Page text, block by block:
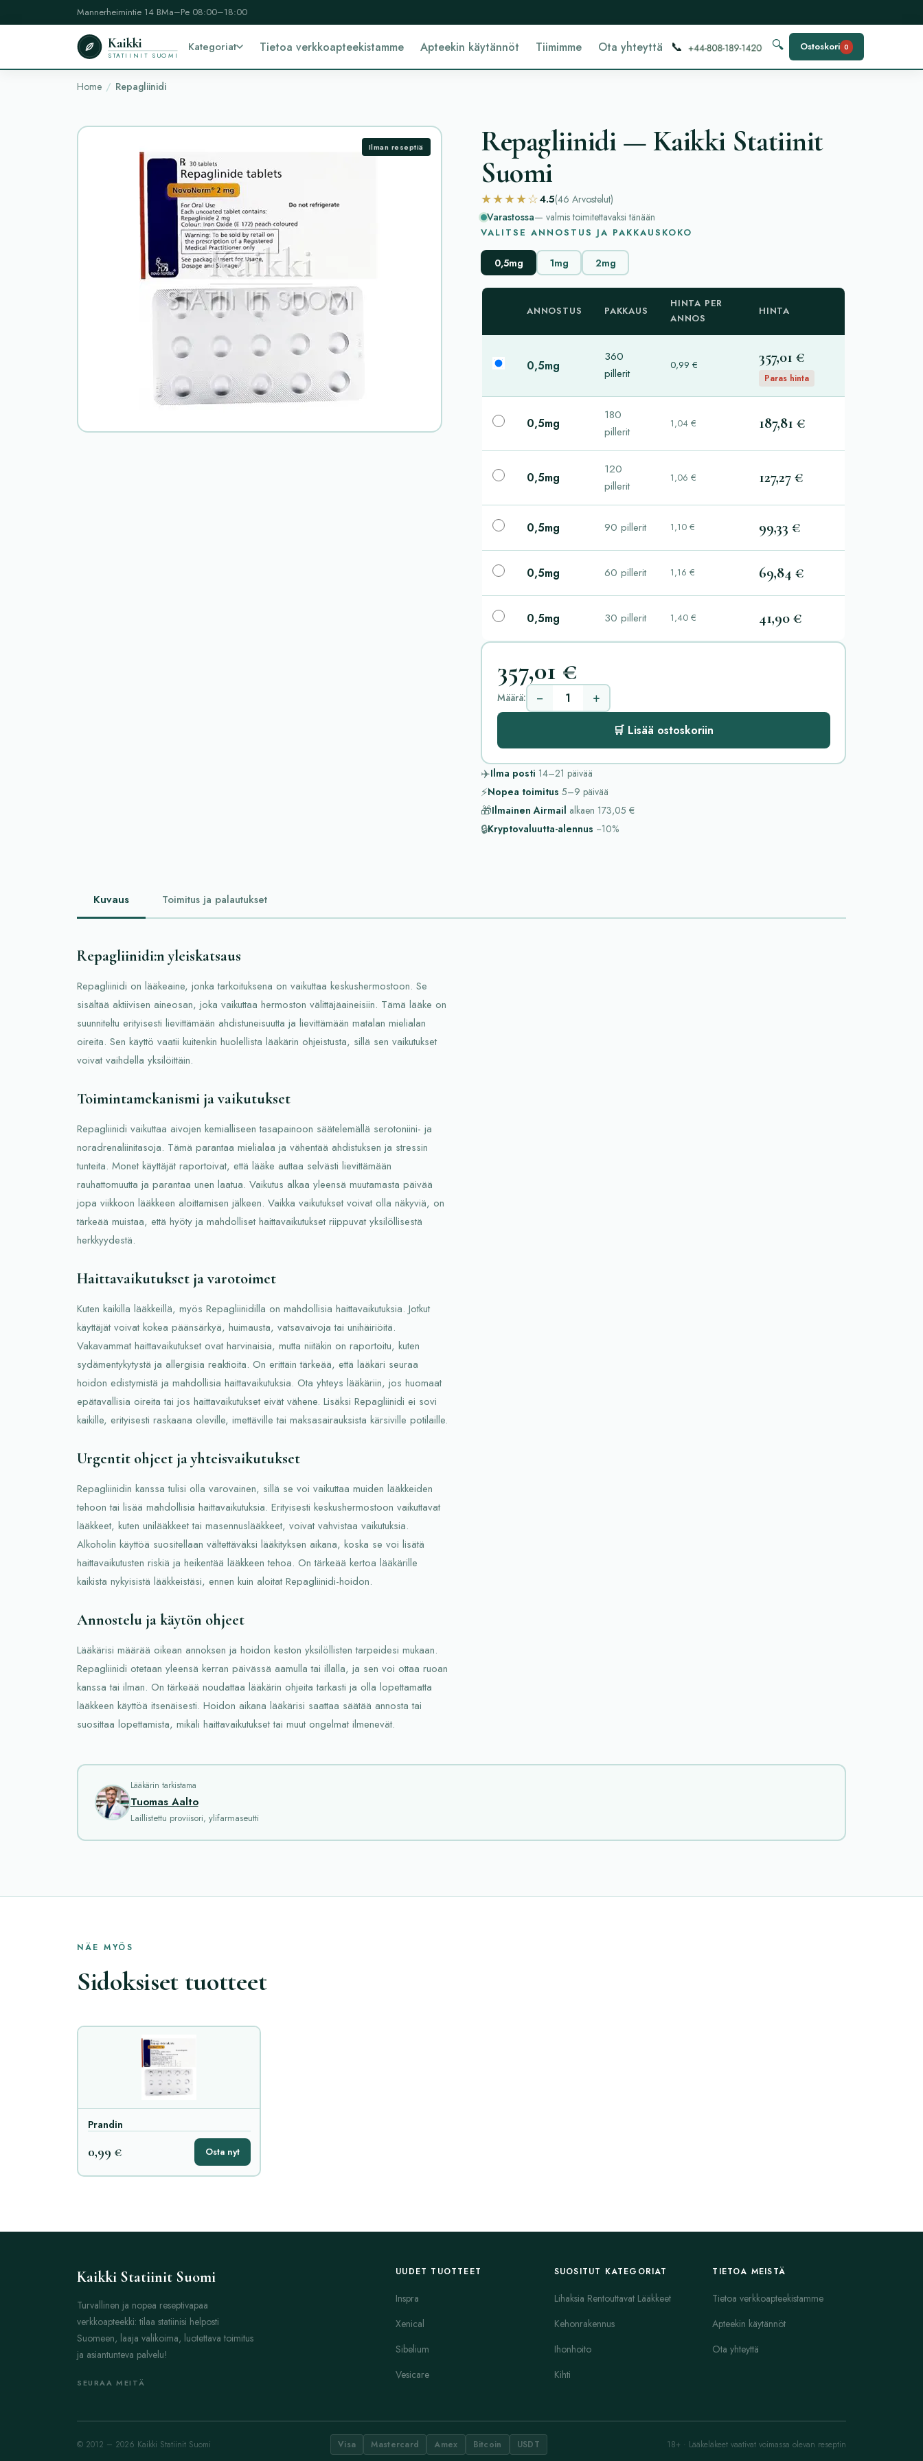
Mannerheimintie 14 BMa–Pe 08:00–18:00
Kaikki
STATIINIT SUOMI
Kategoriat Tietoa verkkoapteekistamme Apteekin käytännöt Tiimimme Ota yhteyttä 📞 🔍 Ostoskori 0
Home Repagliinidi
Ilman reseptiä
Repagliinidi — Kaikki Statiinit
Suomi
★★★★☆4.5(46 Arvostelut)
Varastossa— valmis toimitettavaksi tänään
VALITSE ANNOSTUS JA PAKKAUSKOKO
0,5mg 1mg 2mg
ANNOSTUS PAKKAUS
HINTA PER
ANNOS
HINTA
0,5mg
360
pillerit
0,99 € 357,01 €
Paras hinta
0,5mg
180
pillerit
1,04 € 187,81 €
0,5mg
120
pillerit
1,06 € 127,27 €
0,5mg 90 pillerit 1,10 € 99,33 €
0,5mg 60 pillerit 1,16 € 69,84 €
0,5mg 30 pillerit 1,40 € 41,90 €
357,01 €
Määrä: − +
🛒 Lisää ostoskoriin
✈️Ilma posti 14–21 päivää
⚡Nopea toimitus 5–9 päivää
🎁Ilmainen Airmail alkaen 173,05 €
🔒Kryptovaluutta-alennus −10%
Kuvaus Toimitus ja palautukset
Repagliinidi:n yleiskatsaus
Repagliinidi on lääkeaine, jonka tarkoituksena on vaikuttaa keskushermostoon. Se
sisältää aktiivisen aineosan, joka vaikuttaa hermoston välittäjäaineisiin. Tämä lääke on
suunniteltu erityisesti lievittämään ahdistuneisuutta ja lievittämään matalan mielialan
oireita. Sen käyttö vaatii kuitenkin huolellista lääkärin ohjeistusta, sillä sen vaikutukset
voivat vaihdella yksilöittäin.
Toimintamekanismi ja vaikutukset
Repagliinidi vaikuttaa aivojen kemialliseen tasapainoon säätelemällä serotoniini- ja
noradrenaliinitasoja. Tämä parantaa mielialaa ja vähentää ahdistuksen ja stressin
tunteita. Monet käyttäjät raportoivat, että lääke auttaa selvästi lievittämään
rauhattomuutta ja parantaa unen laatua. Vaikutus alkaa yleensä muutamasta päivää
jopa viikkoon lääkkeen aloittamisen jälkeen. Vaikka vaikutukset voivat olla näkyviä, on
tärkeää muistaa, että hyöty ja mahdolliset haittavaikutukset riippuvat yksilöllisestä
herkkyydestä.
Haittavaikutukset ja varotoimet
Kuten kaikilla lääkkeillä, myös Repagliinidilla on mahdollisia haittavaikutuksia. Jotkut
käyttäjät voivat kokea päänsärkyä, huimausta, vatsavaivoja tai unihäiriöitä.
Vakavammat haittavaikutukset ovat harvinaisia, mutta niitäkin on raportoitu, kuten
sydämentykytystä ja allergisia reaktioita. On erittäin tärkeää, että lääkäri seuraa
hoidon edistymistä ja mahdollisia haittavaikutuksia. Ota yhteys lääkäriin, jos huomaat
epätavallisia oireita tai jos haittavaikutukset eivät vähene. Lisäksi Repagliinidi ei sovi
kaikille, erityisesti raskaana oleville, imettäville tai maksasairauksista kärsiville potilaille.
Urgentit ohjeet ja yhteisvaikutukset
Repagliinidin kanssa tulisi olla varovainen, sillä se voi vaikuttaa muiden lääkkeiden
tehoon tai lisää mahdollisia haittavaikutuksia. Erityisesti keskushermostoon vaikuttavat
lääkkeet, kuten unilääkkeet tai masennuslääkkeet, voivat vahvistaa vaikutuksia.
Alkoholin käyttöä suositellaan vältettäväksi lääkityksen aikana, koska se voi lisätä
haittavaikutusten riskiä ja heikentää lääkkeen tehoa. On tärkeää kertoa lääkärille
kaikista nykyisistä lääkkeistäsi, ennen kuin aloitat Repagliinidi-hoidon.
Annostelu ja käytön ohjeet
Lääkärisi määrää oikean annoksen ja hoidon keston yksilöllisten tarpeidesi mukaan.
Repagliinidi otetaan yleensä kerran päivässä aamulla tai illalla, ja sen voi ottaa ruoan
kanssa tai ilman. On tärkeää noudattaa lääkärin ohjeita tarkasti ja olla lopettamatta
lääkkeen käyttöä itsenäisesti. Hoidon aikana lääkärisi saattaa säätää annosta tai
suosittaa lopettamista, mikäli haittavaikutukset tai muut ongelmat ilmenevät.
Lääkärin tarkistama
Tuomas Aalto
Laillistettu proviisori, ylifarmaseutti
NÄE MYÖS
Sidoksiset tuotteet
Prandin
0,99 € Osta nyt
Kaikki Statiinit Suomi
Turvallinen ja nopea reseptivapaa
verkkoapteekki: tilaa statiinisi helposti
Suomeen, laaja valikoima, luotettava toimitus
ja asiantunteva palvelu!
SEURAA MEITÄ
UUDET TUOTTEET
Inspra
Xenical
Sibelium
Vesicare
SUOSITUT KATEGORIAT
Lihaksia Rentouttavat Lääkkeet
Kehonrakennus
Ihonhoito
Kihti
TIETOA MEISTÄ
Tietoa verkkoapteekistamme
Apteekin käytännöt
Ota yhteyttä
© 2012 – 2026 Kaikki Statiinit Suomi Visa Mastercard Amex Bitcoin USDT 18+ · Lääkeläkeet vaativat voimassa olevan reseptin